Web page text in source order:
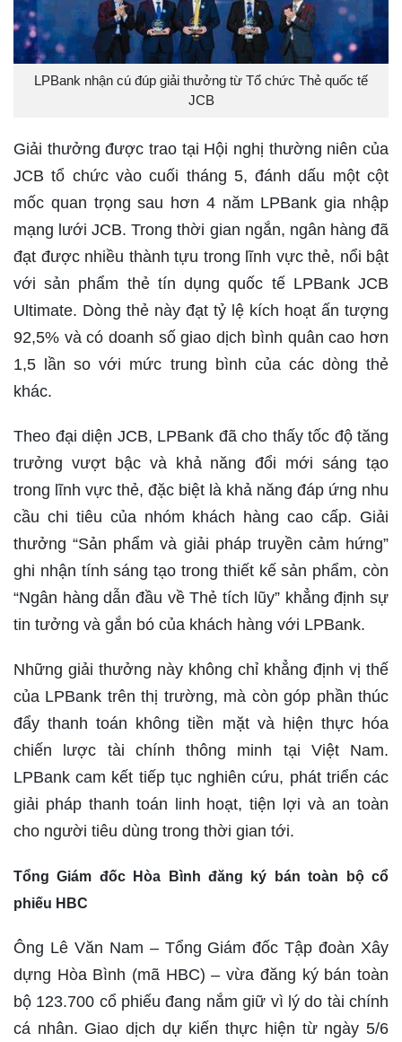
LPBank nhận cú đúp giải thưởng từ Tổ chức Thẻ quốc tế
JCB
Giải thưởng được trao tại Hội nghị thường niên của
JCB tổ chức vào cuối tháng 5, đánh dấu một cột
mốc quan trọng sau hơn 4 năm LPBank gia nhập
mạng lưới JCB. Trong thời gian ngắn, ngân hàng đã
đạt được nhiều thành tựu trong lĩnh vực thẻ, nổi bật
với sản phẩm thẻ tín dụng quốc tế LPBank JCB
Ultimate. Dòng thẻ này đạt tỷ lệ kích hoạt ấn tượng
92,5% và có doanh số giao dịch bình quân cao hơn
1,5 lần so với mức trung bình của các dòng thẻ
khác.
Theo đại diện JCB, LPBank đã cho thấy tốc độ tăng
trưởng vượt bậc và khả năng đổi mới sáng tạo
trong lĩnh vực thẻ, đặc biệt là khả năng đáp ứng nhu
cầu chi tiêu của nhóm khách hàng cao cấp. Giải
thưởng “Sản phẩm và giải pháp truyền cảm hứng”
ghi nhận tính sáng tạo trong thiết kế sản phẩm, còn
“Ngân hàng dẫn đầu về Thẻ tích lũy” khẳng định sự
tin tưởng và gắn bó của khách hàng với LPBank.
Những giải thưởng này không chỉ khẳng định vị thế
của LPBank trên thị trường, mà còn góp phần thúc
đẩy thanh toán không tiền mặt và hiện thực hóa
chiến lược tài chính thông minh tại Việt Nam.
LPBank cam kết tiếp tục nghiên cứu, phát triển các
giải pháp thanh toán linh hoạt, tiện lợi và an toàn
cho người tiêu dùng trong thời gian tới.
Tổng Giám đốc Hòa Bình đăng ký bán toàn bộ cổ
phiếu HBC
Ông Lê Văn Nam – Tổng Giám đốc Tập đoàn Xây
dựng Hòa Bình (mã HBC) – vừa đăng ký bán toàn
bộ 123.700 cổ phiếu đang nắm giữ vì lý do tài chính
cá nhân. Giao dịch dự kiến thực hiện từ ngày 5/6